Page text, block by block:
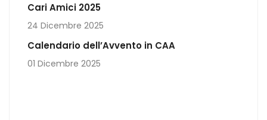
Cari Amici 2025
24 Dicembre 2025
Calendario dell’Avvento in CAA
01 Dicembre 2025